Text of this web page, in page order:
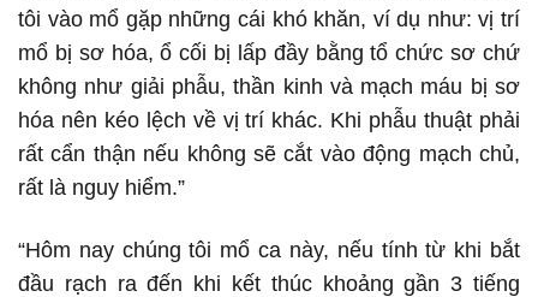
tôi vào mổ gặp những cái khó khăn, ví dụ như: vị trí
mổ bị sơ hóa, ổ cối bị lấp đầy bằng tổ chức sơ chứ
không như giải phẫu, thần kinh và mạch máu bị sơ
hóa nên kéo lệch về vị trí khác. Khi phẫu thuật phải
rất cẩn thận nếu không sẽ cắt vào động mạch chủ,
rất là nguy hiểm.”
“Hôm nay chúng tôi mổ ca này, nếu tính từ khi bắt
đầu rạch ra đến khi kết thúc khoảng gần 3 tiếng